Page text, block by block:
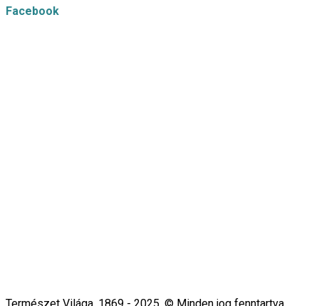
Facebook
Természet Világa, 1869 - 2025. © Minden jog fenntartva